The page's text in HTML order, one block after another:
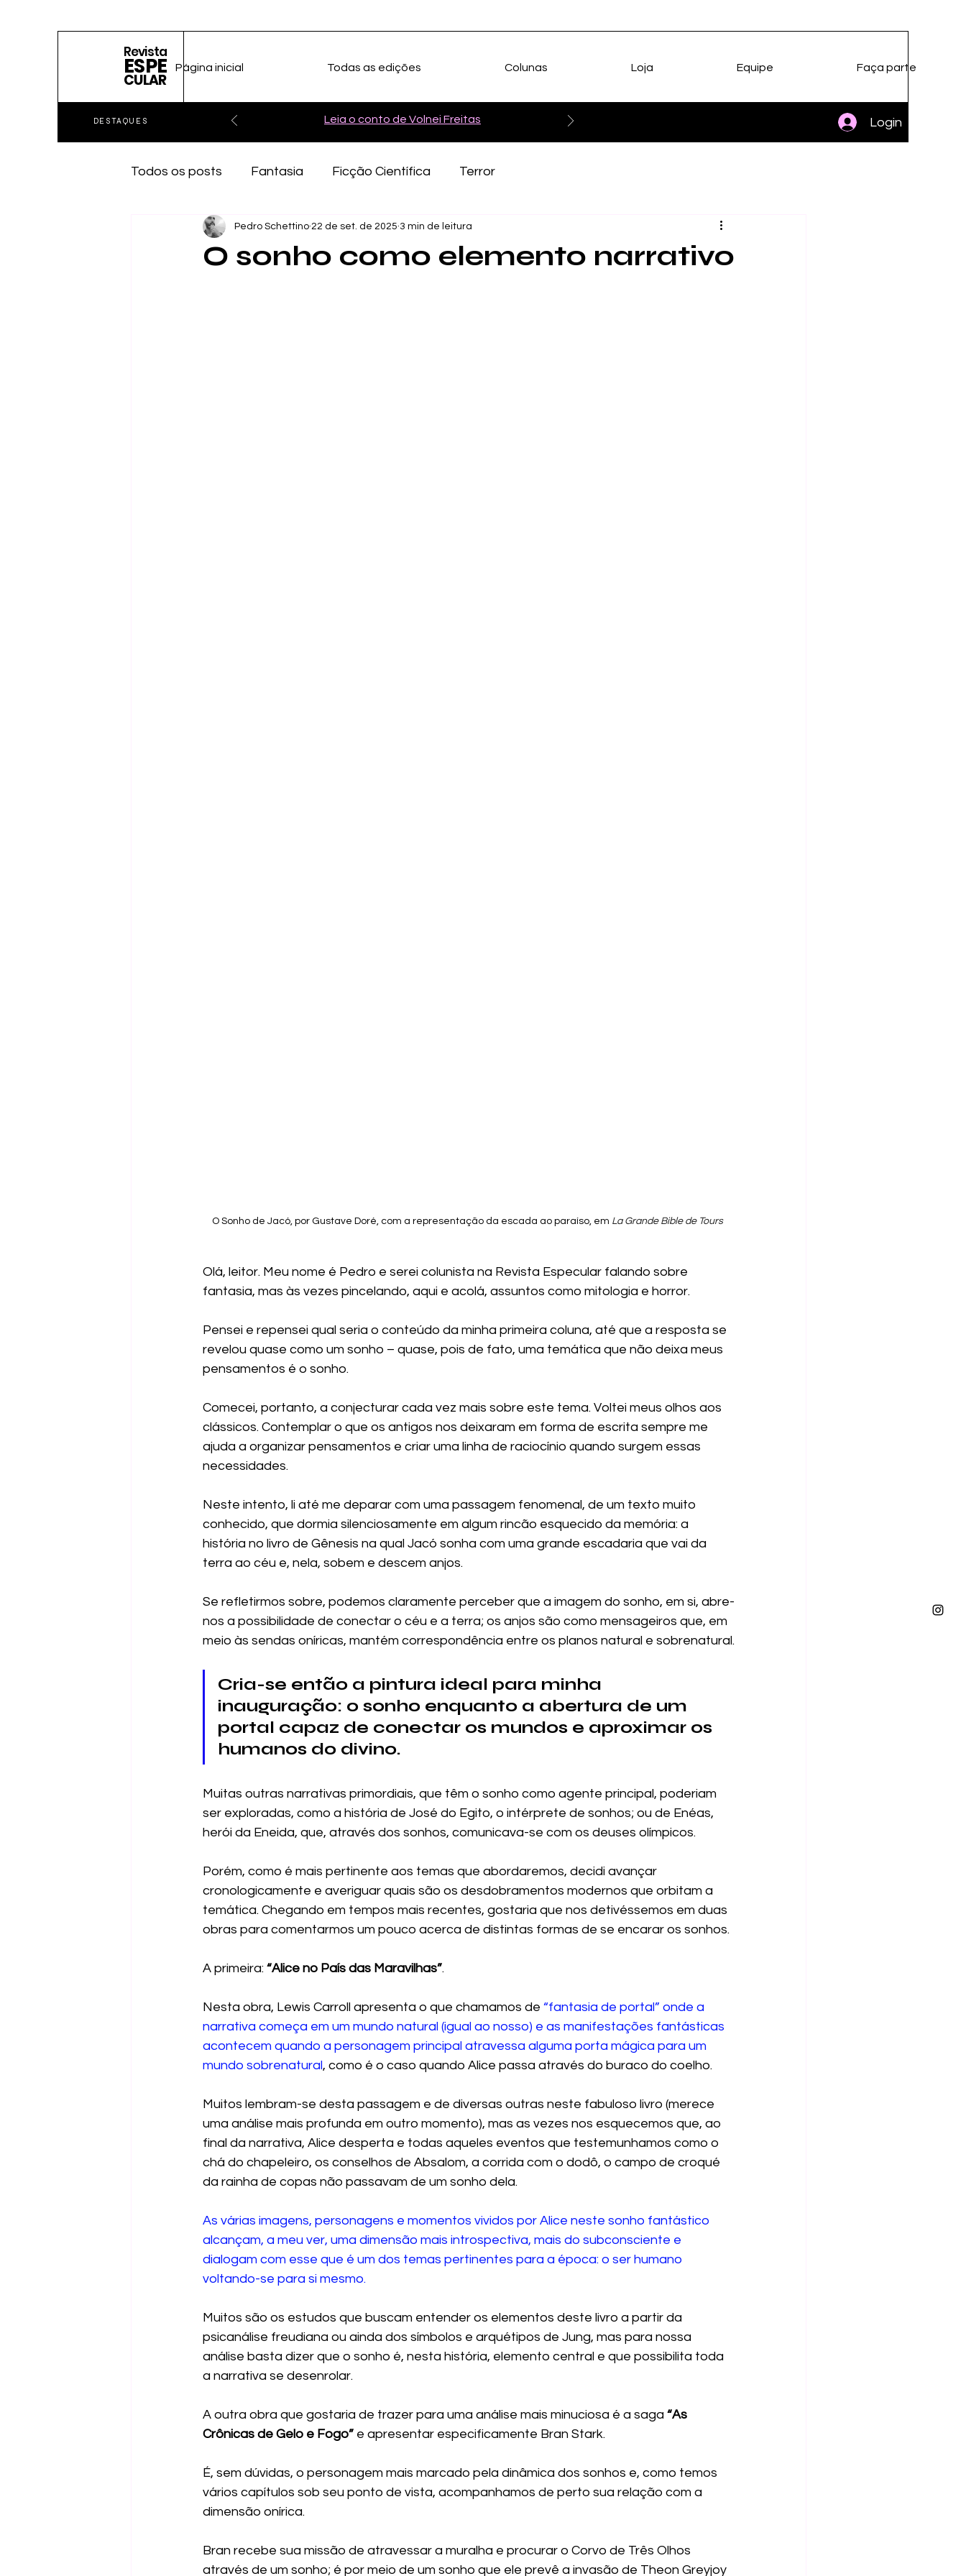
Revista
ESPE
CULAR
DESTAQUES Leia o conto de Volnei Freitas Login
Página inicial Todas as edições Colunas Loja Equipe Faça parte
Todos os posts Fantasia Ficção Científica Terror
O sonho como elemento narrativo
Pedro Schettino 22 de set. de 2025 3 min de leitura
O Sonho de Jacó, por Gustave Doré, com a representação da escada ao paraíso, em La Grande Bible de Tours
Olá, leitor. Meu nome é Pedro e serei colunista na Revista Especular falando sobre
fantasia, mas às vezes pincelando, aqui e acolá, assuntos como mitologia e horror.
Pensei e repensei qual seria o conteúdo da minha primeira coluna, até que a resposta se
revelou quase como um sonho – quase, pois de fato, uma temática que não deixa meus
pensamentos é o sonho.
Comecei, portanto, a conjecturar cada vez mais sobre este tema. Voltei meus olhos aos
clássicos. Contemplar o que os antigos nos deixaram em forma de escrita sempre me
ajuda a organizar pensamentos e criar uma linha de raciocínio quando surgem essas
necessidades.
Neste intento, li até me deparar com uma passagem fenomenal, de um texto muito
conhecido, que dormia silenciosamente em algum rincão esquecido da memória: a
história no livro de Gênesis na qual Jacó sonha com uma grande escadaria que vai da
terra ao céu e, nela, sobem e descem anjos.
Se refletirmos sobre, podemos claramente perceber que a imagem do sonho, em si, abre-
nos a possibilidade de conectar o céu e a terra; os anjos são como mensageiros que, em
meio às sendas oníricas, mantém correspondência entre os planos natural e sobrenatural.
Cria-se então a pintura ideal para minha
inauguração: o sonho enquanto a abertura de um
portal capaz de conectar os mundos e aproximar os
humanos do divino.
Muitas outras narrativas primordiais, que têm o sonho como agente principal, poderiam
ser exploradas, como a história de José do Egito, o intérprete de sonhos; ou de Enéas,
herói da Eneida, que, através dos sonhos, comunicava-se com os deuses olímpicos.
Porém, como é mais pertinente aos temas que abordaremos, decidi avançar
cronologicamente e averiguar quais são os desdobramentos modernos que orbitam a
temática. Chegando em tempos mais recentes, gostaria que nos detivéssemos em duas
obras para comentarmos um pouco acerca de distintas formas de se encarar os sonhos.
A primeira: “Alice no País das Maravilhas”.
Nesta obra, Lewis Carroll apresenta o que chamamos de “fantasia de portal” onde a
narrativa começa em um mundo natural (igual ao nosso) e as manifestações fantásticas
acontecem quando a personagem principal atravessa alguma porta mágica para um
mundo sobrenatural, como é o caso quando Alice passa através do buraco do coelho.
Muitos lembram-se desta passagem e de diversas outras neste fabuloso livro (merece
uma análise mais profunda em outro momento), mas as vezes nos esquecemos que, ao
final da narrativa, Alice desperta e todas aqueles eventos que testemunhamos como o
chá do chapeleiro, os conselhos de Absalom, a corrida com o dodô, o campo de croqué
da rainha de copas não passavam de um sonho dela.
As várias imagens, personagens e momentos vividos por Alice neste sonho fantástico
alcançam, a meu ver, uma dimensão mais introspectiva, mais do subconsciente e
dialogam com esse que é um dos temas pertinentes para a época: o ser humano
voltando-se para si mesmo.
Muitos são os estudos que buscam entender os elementos deste livro a partir da
psicanálise freudiana ou ainda dos símbolos e arquétipos de Jung, mas para nossa
análise basta dizer que o sonho é, nesta história, elemento central e que possibilita toda
a narrativa se desenrolar.
A outra obra que gostaria de trazer para uma análise mais minuciosa é a saga “As
Crônicas de Gelo e Fogo” e apresentar especificamente Bran Stark.
É, sem dúvidas, o personagem mais marcado pela dinâmica dos sonhos e, como temos
vários capítulos sob seu ponto de vista, acompanhamos de perto sua relação com a
dimensão onírica.
Bran recebe sua missão de atravessar a muralha e procurar o Corvo de Três Olhos
através de um sonho; é por meio de um sonho que ele prevê a invasão de Theon Greyjoy